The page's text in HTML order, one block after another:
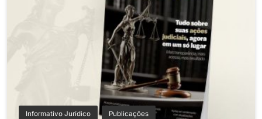
Informativo Jurídico Publicações